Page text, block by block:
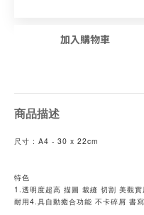
加入購物車
商品描述
尺寸 : A4 - 30 x 22cm
特色
1.透明度超高 描圖 裁縫 切割 美觀
耐用4.具自動癒合功能 不卡碎屑 書